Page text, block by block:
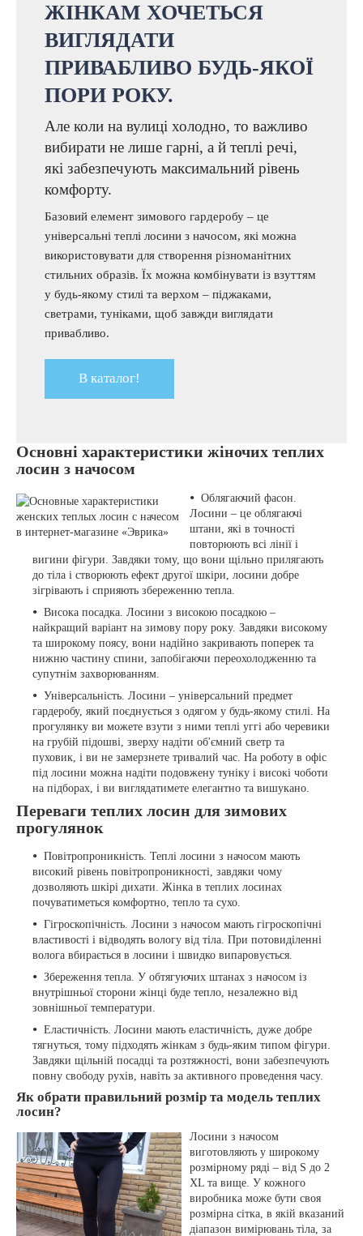
ЖІНКАМ ХОЧЕТЬСЯ
ВИГЛЯДАТИ
ПРИВАБЛИВО БУДЬ-ЯКОЇ
ПОРИ РОКУ.
Але коли на вулиці холодно, то важливо
вибирати не лише гарні, а й теплі речі,
які забезпечують максимальний рівень
комфорту.
Базовий елемент зимового гардеробу – це
універсальні теплі лосини з начосом, які можна
використовувати для створення різноманітних
стильних образів. Їх можна комбінувати із взуттям
у будь-якому стилі та верхом – піджаками,
светрами, туніками, щоб завжди виглядати
привабливо.
В каталог!
Основні характеристики жіночих теплих
лосин з начосом
Облягаючий фасон.
Лосини – це облягаючі
штани, які в точності
повторюють всі лінії і
вигини фігури. Завдяки тому, що вони щільно прилягають
до тіла і створюють ефект другої шкіри, лосини добре
зігрівають і сприяють збереженню тепла.
Висока посадка. Лосини з високою посадкою –
найкращий варіант на зимову пору року. Завдяки високому
та широкому поясу, вони надійно закривають поперек та
нижню частину спини, запобігаючи переохолодженню та
супутнім захворюванням.
Універсальність. Лосини – універсальний предмет
гардеробу, який поєднується з одягом у будь-якому стилі. На
прогулянку ви можете взути з ними теплі уггі або черевики
на грубій підошві, зверху надіти об'ємний светр та
пуховик, і ви не замерзнете тривалий час. На роботу в офіс
під лосини можна надіти подовжену туніку і високі чоботи
на підборах, і ви виглядатимете елегантно та вишукано.
Переваги теплих лосин для зимових
прогулянок
Повітропроникність. Теплі лосини з начосом мають
високий рівень повітропроникності, завдяки чому
дозволяють шкірі дихати. Жінка в теплих лосинах
почуватиметься комфортно, тепло та сухо.
Гігроскопічність. Лосини з начосом мають гігроскопічні
властивості і відводять вологу від тіла. При потовиділенні
волога вбирається в лосини і швидко випаровується.
Збереження тепла. У обтягуючих штанах з начосом із
внутрішньої сторони жінці буде тепло, незалежно від
зовнішньої температури.
Еластичність. Лосини мають еластичність, дуже добре
тягнуться, тому підходять жінкам з будь-яким типом фігури.
Завдяки щільній посадці та розтяжності, вони забезпечують
повну свободу рухів, навіть за активного проведення часу.
Як обрати правильний розмір та модель теплих
лосин?
Лосини з начосом
виготовляють у широкому
розмірному ряді – від S до 2
XL та вище. У кожного
виробника може бути своя
розмірна сітка, в якій вказаний
діапазон вимірювань тіла, за